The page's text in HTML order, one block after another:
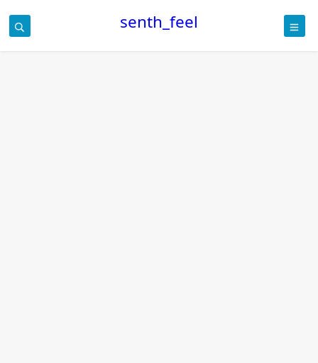
senth_feel